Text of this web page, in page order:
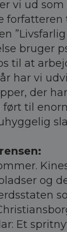
vi ud som
forfatteren
bruger
til at
har vi
der
til
og
Et